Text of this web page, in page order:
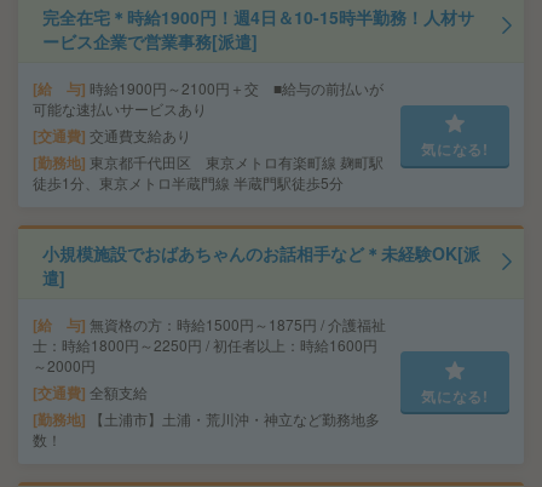
完全在宅＊時給1900円！週4日＆10-15時半勤務！人材サ
ービス企業で営業事務[派遣]
給 与 時給1900円～2100円＋交 ■給与の前払いが
可能な速払いサービスあり
交通費 交通費支給あり
勤務地 東京都千代田区 東京メトロ有楽町線 麹町駅
徒歩1分、東京メトロ半蔵門線 半蔵門駅徒歩5分
気になる!
小規模施設でおばあちゃんのお話相手など＊未経験OK[派
遣]
給 与 無資格の方：時給1500円～1875円 / 介護福祉
士：時給1800円～2250円 / 初任者以上：時給1600円
～2000円
交通費 全額支給
勤務地
【土浦市】土浦・荒川沖・神立など勤務地多
数！
気になる!